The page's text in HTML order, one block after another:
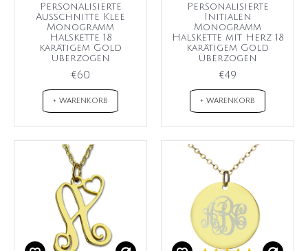
Personalisierte
Ausschnitte Klee
Monogramm
Halskette 18
karätigem Gold
überzogen
€60
+ WARENKORB
Personalisierte
Initialen
Monogramm
Halskette mit Herz 18
karätigem Gold
überzogen
€49
+ WARENKORB